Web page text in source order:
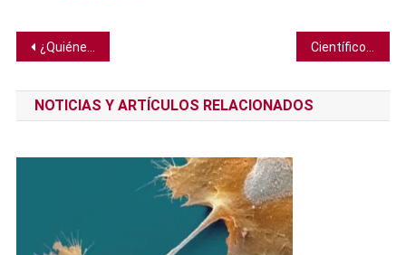
Navegación
de
entradas
¿Quiénes construyeron las pirámides de Egipto?
NOTICIAS Y ARTÍCULOS RELACIONADOS